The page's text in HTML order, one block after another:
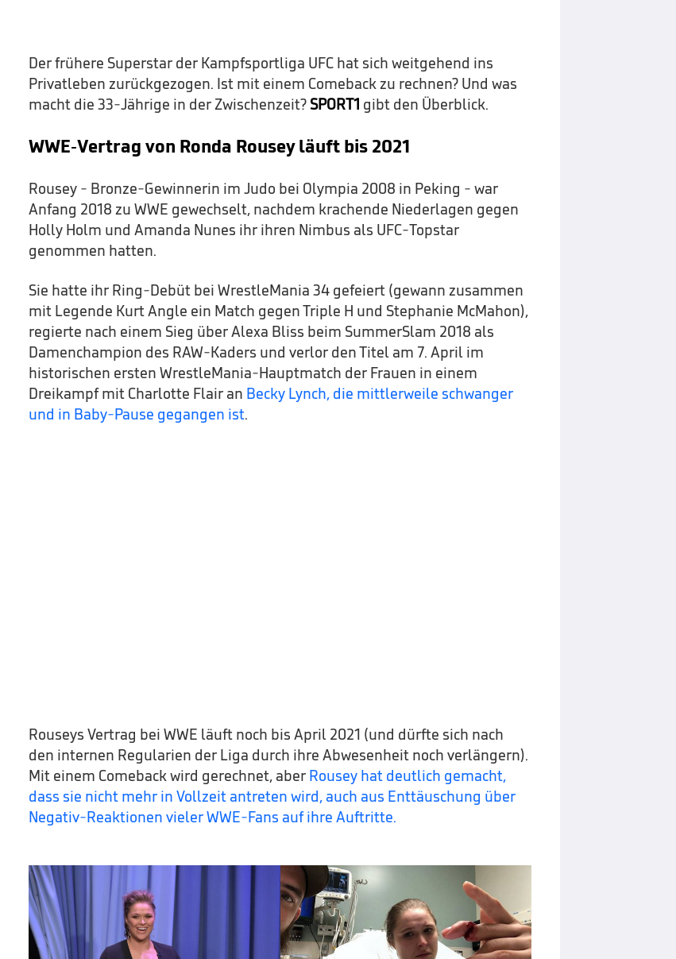
90%
Der frühere Superstar der Kampfsportliga UFC hat sich weitgehend ins
Privatleben zurückgezogen. Ist mit einem Comeback zu rechnen? Und was
macht die 33-Jährige in der Zwischenzeit?SPORT1 gibt den Überblick.
WWE-Vertrag von Ronda Rousey läuft bis 2021
Rousey - Bronze-Gewinnerin im Judo bei Olympia 2008 in Peking - war
Anfang 2018 zu WWE gewechselt, nachdem krachende Niederlagen gegen
Holly Holm und Amanda Nunes ihr ihren Nimbus als UFC-Topstar
genommen hatten.
Sie hatte ihr Ring-Debüt bei WrestleMania 34 gefeiert (gewann zusammen
mit Legende Kurt Angle ein Match gegen Triple H und Stephanie McMahon),
regierte nach einem Sieg über Alexa Bliss beim SummerSlam 2018 als
Damenchampion des RAW-Kaders und verlor den Titel am 7. April im
historischen ersten WrestleMania-Hauptmatch der Frauen in einem
Dreikampf mit Charlotte Flair an Becky Lynch, die mittlerweile schwanger
und in Baby-Pause gegangen ist.
Rouseys Vertrag bei WWE läuft noch bis April 2021 (und dürfte sich nach
den internen Regularien der Liga durch ihre Abwesenheit noch verlängern).
Mit einem Comeback wird gerechnet, aber Rousey hat deutlich gemacht,
dass sie nicht mehr in Vollzeit antreten wird, auch aus Enttäuschung über
Negativ-Reaktionen vieler WWE-Fans auf ihre Auftritte.